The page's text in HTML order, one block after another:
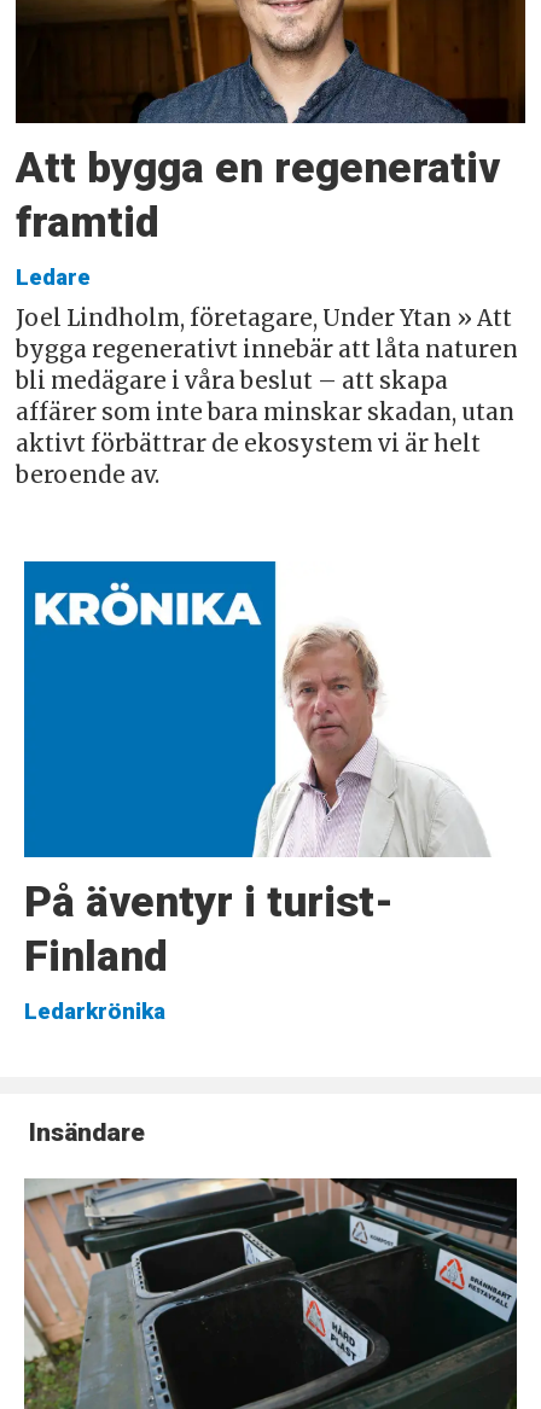
Att bygga en regenerativ
framtid
Ledare
Joel Lindholm, företagare, Under Ytan » Att
bygga regenerativt innebär att låta naturen
bli medägare i våra beslut – att skapa
affärer som inte bara minskar skadan, utan
aktivt förbättrar de ekosystem vi är helt
beroende av.
På äventyr i turist-
Finland
Ledarkrönika
Insändare